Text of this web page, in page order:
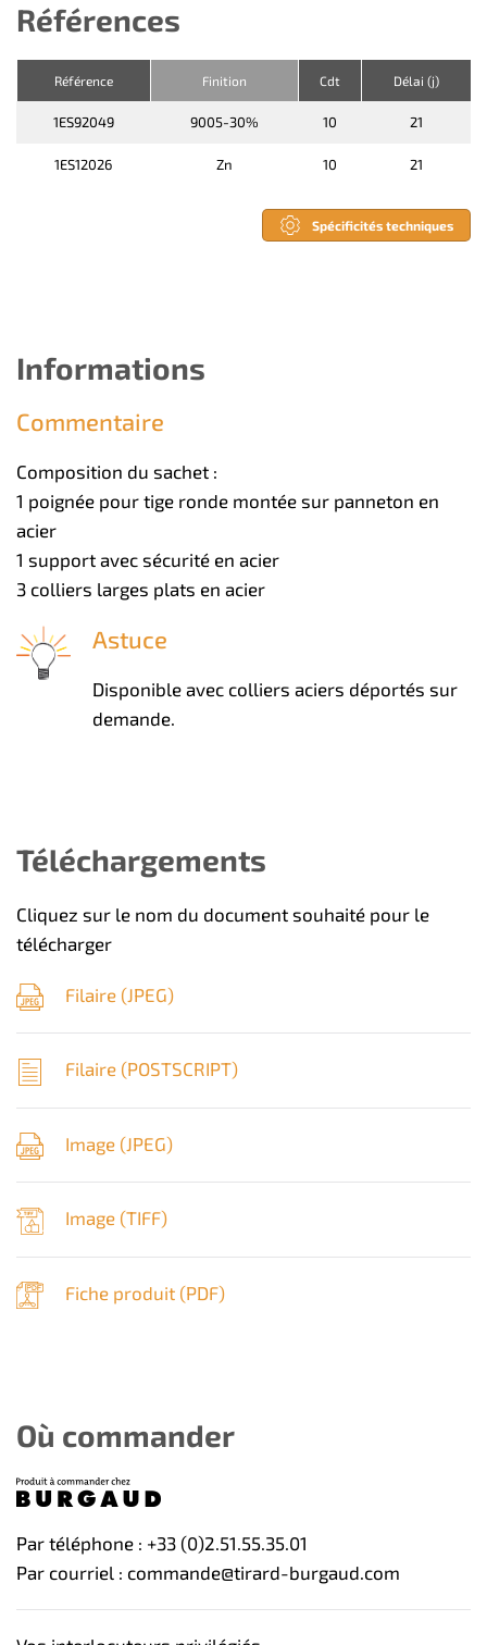
Références
Référence Finition Cdt Délai (j)
1ES92049 9005-30% 10 21
1ES12026 Zn 10 21
Spécificités techniques
Informations
Commentaire
Composition du sachet :
1 poignée pour tige ronde montée sur panneton en
acier
1 support avec sécurité en acier
3 colliers larges plats en acier
Astuce
Disponible avec colliers aciers déportés sur
demande.
Téléchargements
Cliquez sur le nom du document souhaité pour le
télécharger
Filaire (JPEG)
Filaire (POSTSCRIPT)
Image (JPEG)
Image (TIFF)
Fiche produit (PDF)
Où commander
Par téléphone : +33 (0)2.51.55.35.01
Par courriel : commande@tirard-burgaud.com